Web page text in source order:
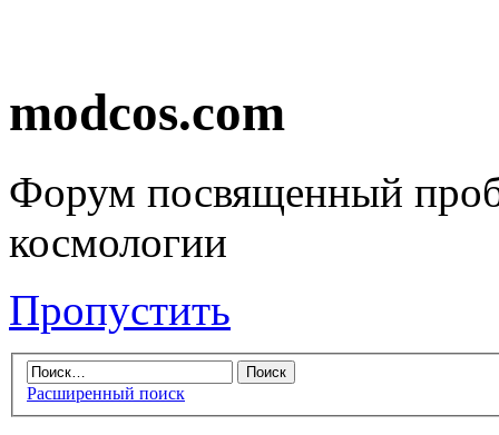
modcos.com
Форум посвященный
космологии
Пропустить
Расширенный поиск